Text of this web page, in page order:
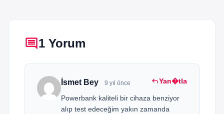
comment1 Yorum
İsmet Bey 9 yıl önce replyYan�tla
Powerbank kaliteli bir cihaza benziyor
alıp test edeceğim yakın zamanda